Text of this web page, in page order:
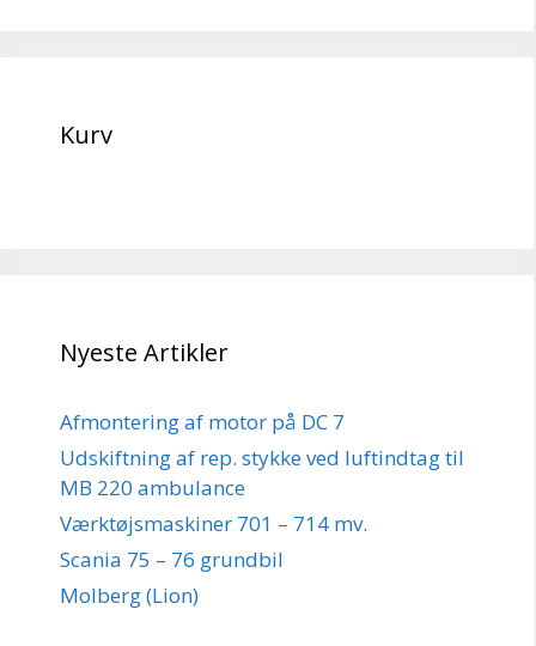
Kurv
Nyeste Artikler
Afmontering af motor på DC 7
Udskiftning af rep. stykke ved luftindtag til
MB 220 ambulance
Værktøjsmaskiner 701 – 714 mv.
Scania 75 – 76 grundbil
Molberg (Lion)